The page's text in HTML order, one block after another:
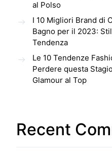
al Polso
I 10 Migliori Brand di
Bagno per il 2023:
Tendenza
Le 10 Tendenze
Perdere questa
Glamour al Top
Recent